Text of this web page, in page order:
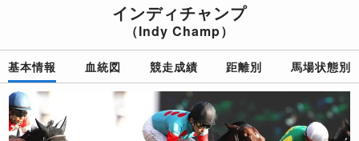
インディチャンプ
（Indy Champ）
基本情報 血統図 競走成績 距離別 馬場状態別